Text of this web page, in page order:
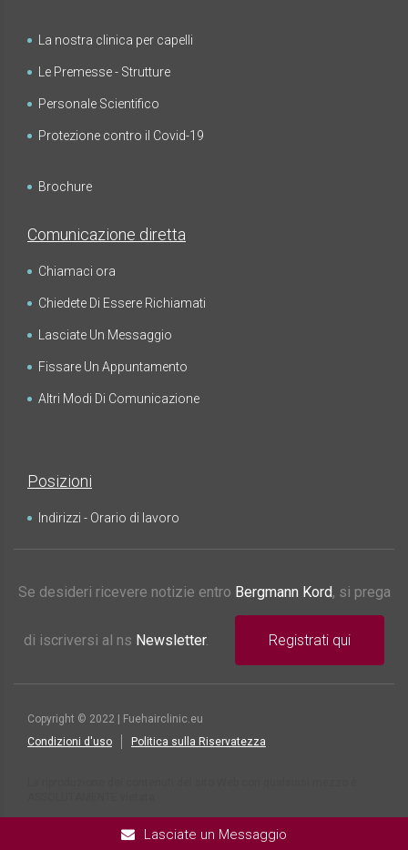
Lasciate un Messaggio
La nostra clinica per capelli
Le Premesse - Strutture
Personale Scientifico
Protezione contro il Covid-19
Brochure
Comunicazione diretta
Chiamaci ora
Chiedete Di Essere Richiamati
Lasciate Un Messaggio
Fissare Un Appuntamento
Altri Modi Di Comunicazione
Posizioni
Indirizzi - Orario di lavoro
Se desideri ricevere notizie entro Bergmann Kord, si prega
di iscriversi al ns Newsletter. Registrati qui
Copyright © 2022 | Fuehairclinic.eu
Condizioni d'uso
Politica sulla Riservatezza